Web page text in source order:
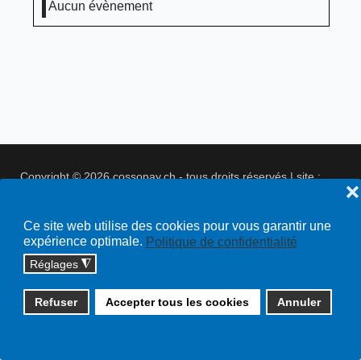
Ce site web utilise des cookies pour vous garantir une
expérience optimale. Politique de confidentialité
Réglages ◮
Refuser Accepter tous les cookies Annuler
❌
Aucun évènement
Copyright © 2026 cossonay.ch - tous droits réservés | site :
Plan du site